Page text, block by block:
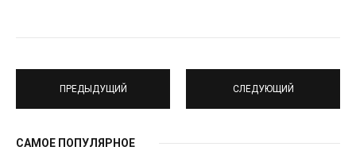
ПРЕДЫДУЩИЙ СЛЕДУЮЩИЙ
САМОЕ ПОПУЛЯРНОЕ